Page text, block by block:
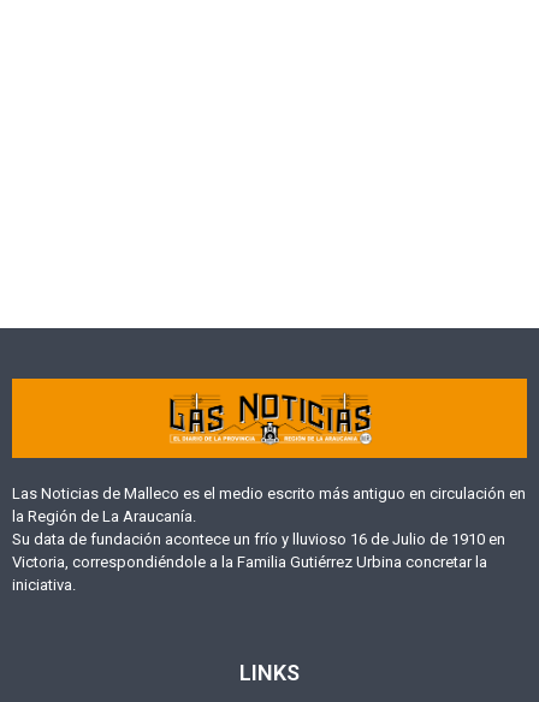
Las Noticias de Malleco es el medio escrito más antiguo en circulación en
la Región de La Araucanía.
Su data de fundación acontece un frío y lluvioso 16 de Julio de 1910 en
Victoria, correspondiéndole a la Familia Gutiérrez Urbina concretar la
iniciativa.
LINKS